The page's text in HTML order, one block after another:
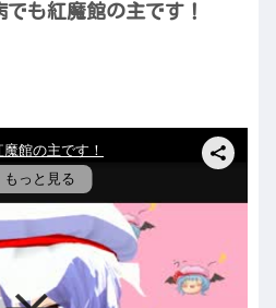
でも紅魔館の主です！